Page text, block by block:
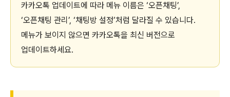
카카오톡 업데이트에 따라 메뉴 이름은 ‘오픈채팅’,
‘오픈채팅 관리’, ‘채팅방 설정’처럼 달라질 수 있습니다.
메뉴가 보이지 않으면 카카오톡을 최신 버전으로
업데이트하세요.